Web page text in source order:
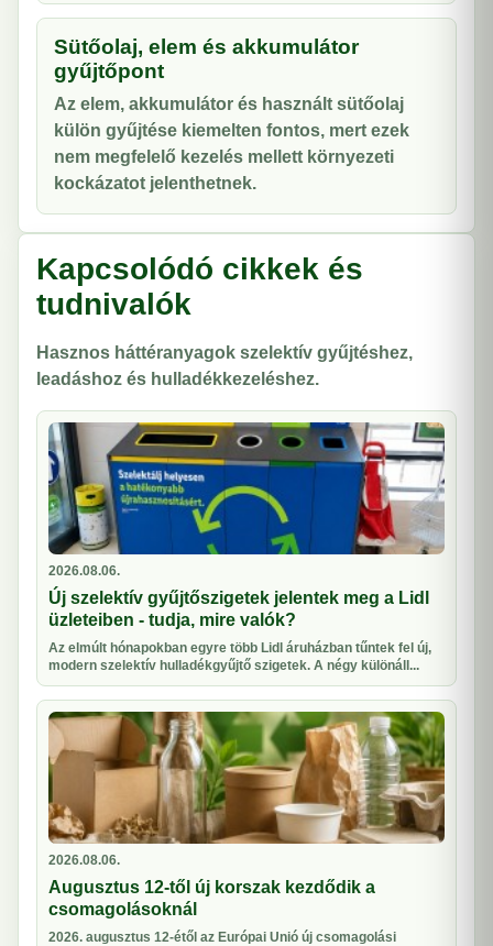
Sütőolaj, elem és akkumulátor
gyűjtőpont
Az elem, akkumulátor és használt sütőolaj
külön gyűjtése kiemelten fontos, mert ezek
nem megfelelő kezelés mellett környezeti
kockázatot jelenthetnek.
Kapcsolódó cikkek és
tudnivalók
Hasznos háttéranyagok szelektív gyűjtéshez,
leadáshoz és hulladékkezeléshez.
2026.08.06.
Új szelektív gyűjtőszigetek jelentek meg a Lidl
üzleteiben - tudja, mire valók?
Az elmúlt hónapokban egyre több Lidl áruházban tűntek fel új,
modern szelektív hulladékgyűjtő szigetek. A négy különáll...
2026.08.06.
Augusztus 12-től új korszak kezdődik a
csomagolásoknál
2026. augusztus 12-étől az Európai Unió új csomagolási